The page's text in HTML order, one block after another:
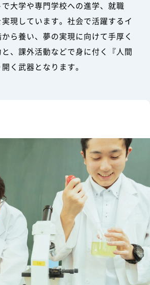
大学や専門学校への進学、就職
現しています。社会で活躍するイ
ら養い、夢の実現に向けて手厚く
、課外活動などで身に付く『人間
く武器となります。